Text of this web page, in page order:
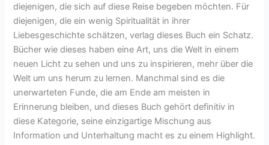
diejenigen, die sich auf diese Reise begeben möchten. Für
diejenigen, die ein wenig Spiritualität in ihrer
Liebesgeschichte schätzen, verlag dieses Buch ein Schatz.
Bücher wie dieses haben eine Art, uns die Welt in einem
neuen Licht zu sehen und uns zu inspirieren, mehr über die
Welt um uns herum zu lernen. Manchmal sind es die
unerwarteten Funde, die am Ende am meisten in
Erinnerung bleiben, und dieses Buch gehört definitiv in
diese Kategorie, seine einzigartige Mischung aus
Information und Unterhaltung macht es zu einem Highlight.